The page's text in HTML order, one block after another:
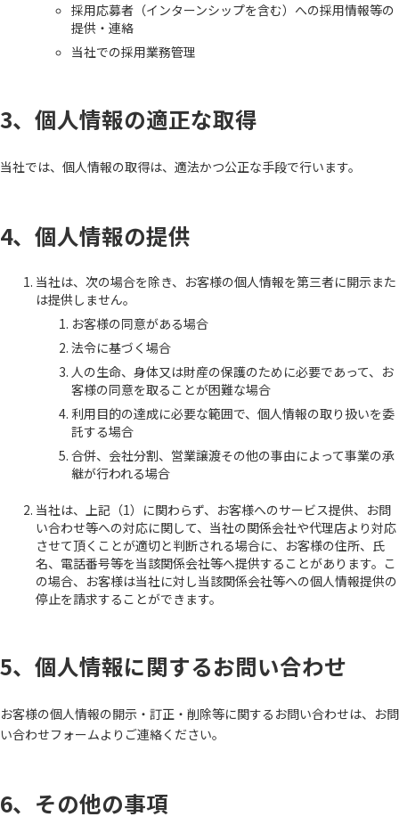
採用応募者（インターンシップを含む）への採用情報等の
提供・連絡
当社での採用業務管理
3、個人情報の適正な取得
当社では、個人情報の取得は、適法かつ公正な手段で行います。
4、個人情報の提供
当社は、次の場合を除き、お客様の個人情報を第三者に開示また
は提供しません。
お客様の同意がある場合
法令に基づく場合
人の生命、身体又は財産の保護のために必要であって、お
客様の同意を取ることが困難な場合
利用目的の達成に必要な範囲で、個人情報の取り扱いを委
託する場合
合併、会社分割、営業譲渡その他の事由によって事業の承
継が行われる場合
当社は、上記（1）に関わらず、お客様へのサービス提供、お問
い合わせ等への対応に関して、当社の関係会社や代理店より対応
させて頂くことが適切と判断される場合に、お客様の住所、氏
名、電話番号等を当該関係会社等へ提供することがあります。こ
の場合、お客様は当社に対し当該関係会社等への個人情報提供の
停止を請求することができます。
5、個人情報に関するお問い合わせ
お客様の個人情報の開示・訂正・削除等に関するお問い合わせは、お問
い合わせフォームよりご連絡ください。
6、その他の事項